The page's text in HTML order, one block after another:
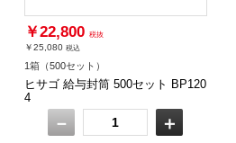
￥22,800 税抜
￥25,080 税込
1箱（500セット）
ヒサゴ 給与封筒 500セット BP120
4
－ ＋